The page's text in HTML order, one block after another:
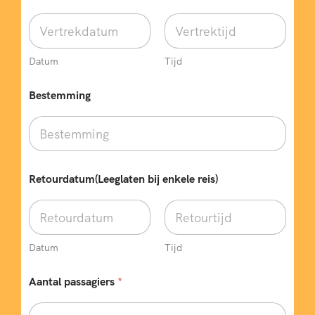
Datum Tijd
Bestemming
Retourdatum(Leeglaten bij enkele reis)
Datum Tijd
Aantal passagiers *